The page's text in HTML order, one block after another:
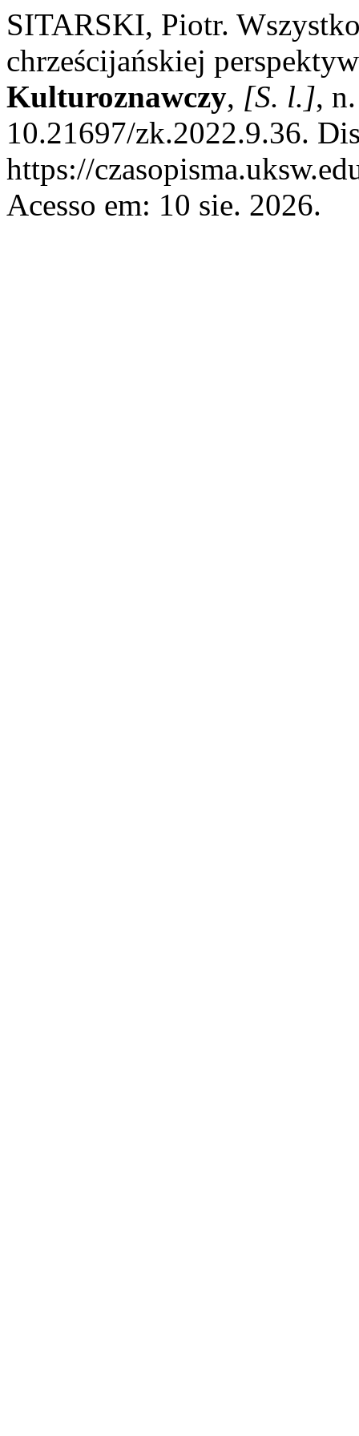
SITARSKI, Piotr.
chrześcijańskiej
Kulturoznawczy, [S. l.],
10.21697/zk.2022.9.36.
https://
Acesso em: 10 sie. 2026.